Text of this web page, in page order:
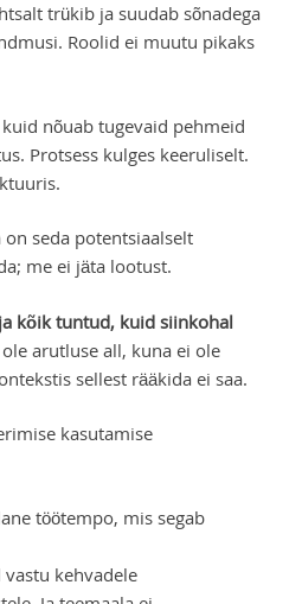
trükib ja suudab sõnadega
Roolid ei muutu pikaks
nõuab tugevaid pehmeid
Protsess kulges keeruliselt.
on seda potentsiaalselt
me ei jäta lootust.
kõik tuntud, kuid siinkohal
arutluse all, kuna ei ole
sellest rääkida ei saa.
kasutamise
töötempo, mis segab
kehvadele